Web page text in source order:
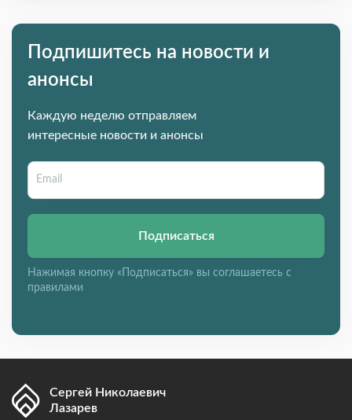
Подпишитесь на новости и
анонсы
Каждую неделю отправляем
интересные новости и анонсы
Подписаться
Нажимая кнопку «Подписаться» вы соглашаетесь с
правилами
Сергей Николаевич
Лазарев